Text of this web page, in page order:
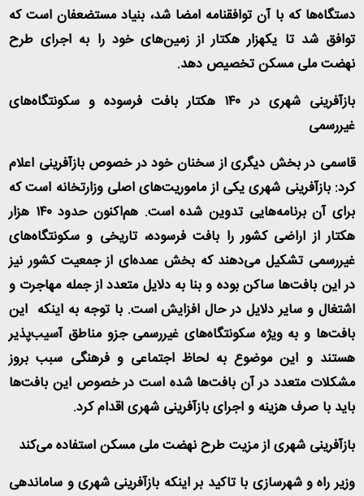
دستگاه‌ها که با آن توافقنامه امضا شد، بنیاد مستضعفان است که
توافق شد تا یکهزار هکتار از زمین‌های خود را به اجرای طرح
نهضت ملی مسکن تخصیص دهد.
بازآفرینی شهری در ۱۴۰ هکتار بافت فرسوده و سکونتگاه‌های
غیررسمی
قاسمی در بخش دیگری از سخنان خود در خصوص بازآفرینی اعلام
کرد: بازآفرینی شهری یکی از ماموریت‌های اصلی وزارتخانه است که
برای آن برنامه‌هایی تدوین شده است. هم‌اکنون حدود ۱۴۰ هزار
هکتار از اراضی کشور را بافت فرسوده، تاریخی و سکونتگاه‌های
غیررسمی تشکیل می‌دهند که بخش عمده‌ای از جمعیت کشور نیز
در این بافت‌ها ساکن بوده و بنا به دلایل متعدد از جمله مهاجرت و
اشتغال و سایر دلایل در حال افزایش است. با توجه به اینکه این
بافت‌ها و به ویژه سکونتگاه‌های غیررسمی جزو مناطق آسیب‌پذیر
هستند و این موضوع به لحاظ اجتماعی و فرهنگی سبب بروز
مشکلات متعدد در آن بافت‌ها شده است در خصوص این بافت‌ها
باید با صرف هزینه و اجرای بازآفرینی شهری اقدام کرد.
بازآفرینی شهری از مزیت طرح نهضت ملی مسکن استفاده می‌کند
وزیر راه و شهرسازی با تاکید بر اینکه بازآفرینی شهری و ساماندهی